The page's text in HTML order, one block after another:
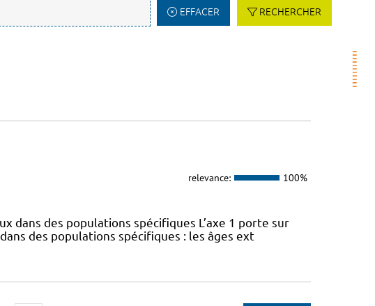
EFFACER RECHERCHER
relevance: 100%
dans des populations spécifiques L’axe 1 porte sur
des populations spécifiques : les âges ext